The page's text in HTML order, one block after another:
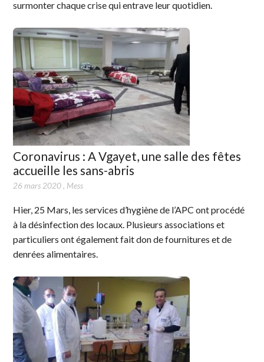
surmonter chaque crise qui entrave leur quotidien.
Coronavirus : A Vgayet, une salle des fêtes
accueille les sans-abris
26 mars 2020, Mess
Hier, 25 Mars, les services d’hygiène de l’APC ont procédé
à la désinfection des locaux. Plusieurs associations et
particuliers ont également fait don de fournitures et de
denrées alimentaires.